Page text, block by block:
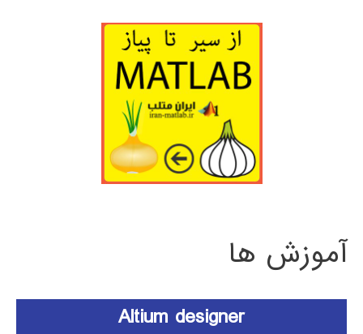
آموزش ها
Altium designer